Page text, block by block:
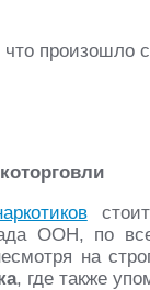
что произошло
стоит
ООН, по
на
, где также